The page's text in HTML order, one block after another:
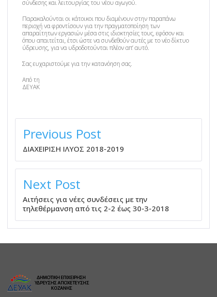
σύνδεσης και λειτουργίας του νέου αγωγού.
Παρακαλούνται οι κάτοικοι που διαμένουν στην παραπάνω
περιοχή να φροντίσουν για την πραγματοποίηση των
απαραίτητων εργασιών μέσα στις ιδιοκτησίες τους, εφόσον και
όπου απαιτείται, έτσι ώστε να συνδεθούν αυτές με το νέο δίκτυο
ύδρευσης, για να υδροδοτούνται πλέον απ’ αυτό.
Σας ευχαριστούμε για την κατανόηση σας.
Από τη
ΔΕΥΑΚ
ΠΛΟΉΓΗΣΗ
ΆΡΘΡΩΝ
Previous Post
ΔΙΑΧΕΙΡΙΣΗ ΙΛΥΟΣ 2018-2019
Next Post
Αιτήσεις για νέες συνδέσεις με την
τηλεθέρμανση από τις 2-2 έως 30-3-2018